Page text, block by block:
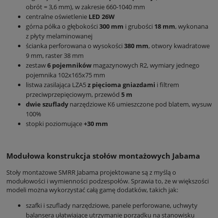
obrót = 3,6 mm), w zakresie 660-1040 mm
centralne oświetlenie LED 26W
górna półka o głębokości 300 mm i grubości 18 mm, wykonana
z płyty melaminowanej
ścianka perforowana o wysokości 380 mm, otwory kwadratowe
9 mm, raster 38 mm
zestaw6 pojemników magazynowych R2, wymiary jednego
pojemnika 102x165x75 mm
listwa zasilająca LZA5z pięcioma gniazdami i filtrem
przeciwprzepięciowym, przewód 5 m
dwie szuflady narzędziowe K6 umieszczone pod blatem, wysuw
100%
stopki poziomujące+30 mm
Modułowa konstrukcja stołów montażowych Jabama
Stoły montażowe SMRR Jabama projektowane są z myślą o
modułowości i wymienności podzespołów. Sprawia to, że w większości
modeli można wykorzystać całą gamę dodatków, takich jak:
szafki i szuflady narzędziowe, panele perforowane, uchwyty
balansera ułatwiające utrzymanie porządku na stanowisku